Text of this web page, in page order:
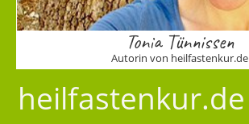
Tonia Tünnissen
Autorin von heilfastenkur.de
heilfastenkur.de